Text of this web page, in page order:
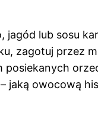
lub sosu
zagotuj przez
jaką owocową